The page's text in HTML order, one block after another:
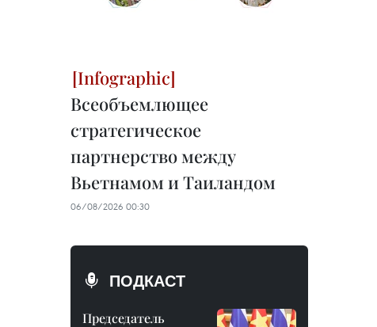
Всеобъемлющее
стратегическое
партнерство между
Вьетнамом и Таиландом
06/08/2026 00:30
ПОДКАСТ
Председатель